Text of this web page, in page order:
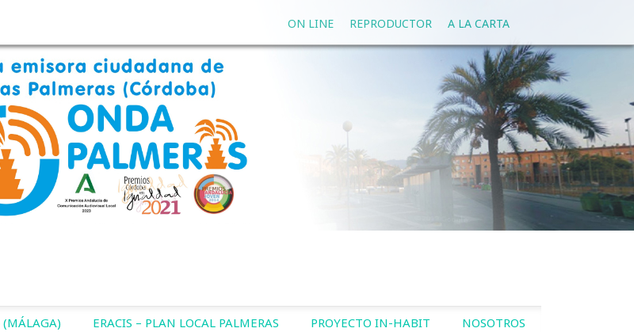
A LA CARTA
REPRODUCTOR
ON LINE
(MÁLAGA) ERACIS – PLAN LOCAL PALMERAS PROYECTO IN-HABIT NOSOTROS